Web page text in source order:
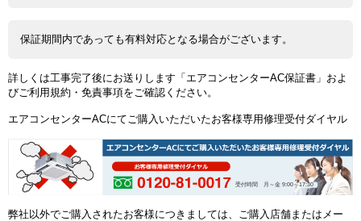
保証期間内であっても有料対応となる場合がございます。
詳しくは工事完了後にお送りします「エアコンセンターAC保証書」およ
びご利用規約・免責事項をご確認ください。
エアコンセンターACにてご購入いただいたお客様専用修理受付ダイヤル
受付時間 月～金 9:00～17:30
弊社以外でご購入されたお客様につきましては、ご購入店舗またはメー